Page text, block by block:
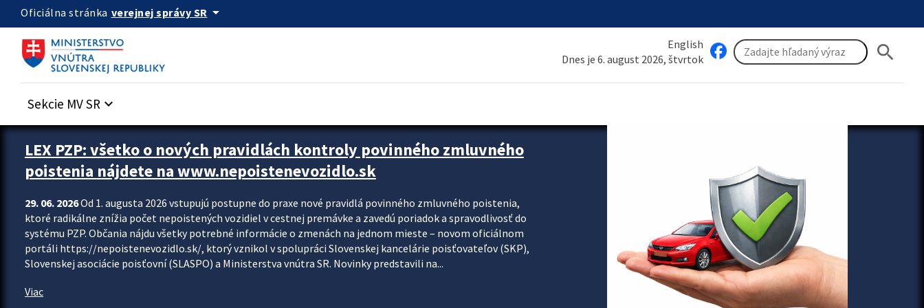
Preskocit na hlavný obsah
Oficiálna stránka verejnej správy SR arrow_drop_down
English
Dnes je 6. august 2026, štvrtok
search
Sekcie MV SR keyboard_arrow_down
Zastavit automatický posun upútavok
LEX PZP: všetko o nových pravidlách kontroly povinného zmluvného
poistenia nájdete na www.nepoistenevozidlo.sk
29. 06. 2026Od 1. augusta 2026 vstupujú postupne do praxe nové pravidlá povinného zmluvného poistenia,
ktoré radikálne znížia počet nepoistených vozidiel v cestnej premávke a zavedú poriadok a spravodlivosť do
systému PZP. Občania nájdu všetky potrebné informácie o zmenách na jednom mieste – novom oficiálnom
portáli https://nepoistenevozidlo.sk/, ktorý vznikol v spolupráci Slovenskej kancelárie poisťovateľov (SKP),
Slovenskej asociácie poisťovní (SLASPO) a Ministerstva vnútra SR. Novinky predstavili na...
Viac